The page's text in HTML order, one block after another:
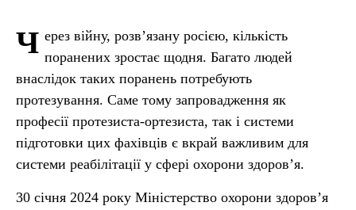
Ч ерез війну, розв’язану росією, кількість
поранених зростає щодня. Багато людей
внаслідок таких поранень потребують
протезування. Саме тому запровадження як
професії протезиста-ортезиста, так і системи
підготовки цих фахівців є вкрай важливим для
системи реабілітації у сфері охорони здоровʼя.
30 січня 2024 року Міністерство охорони здоров’я